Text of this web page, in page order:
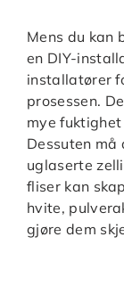
Mens du kan
en DIY-
installatører
prosessen.
mye
Dessuten må
uglaserte
fliser kan
hvite,
gjøre dem